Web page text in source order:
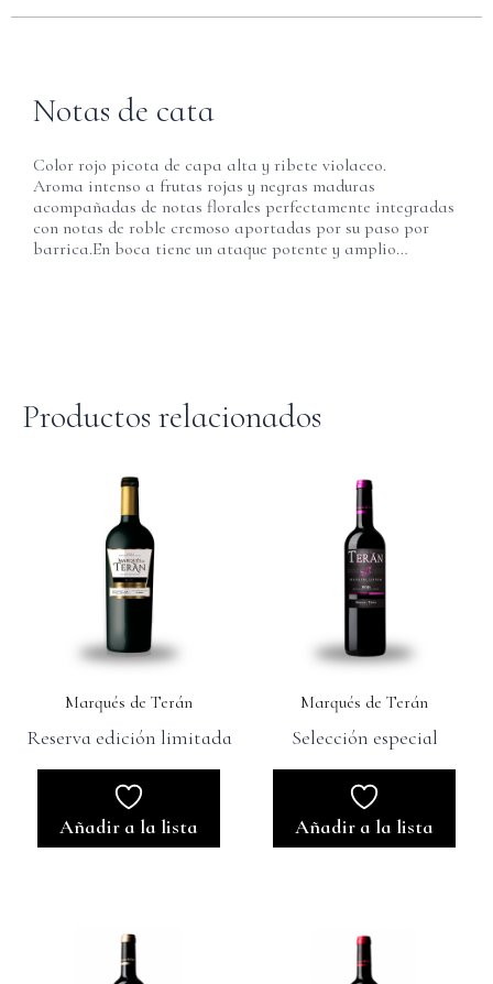
Notas de cata
Color rojo picota de capa alta y ribete violaceo.
Aroma intenso a frutas rojas y negras maduras
acompañadas de notas florales perfectamente integradas
con notas de roble cremoso aportadas por su paso por
barrica.En boca tiene un ataque potente y amplio…
Productos relacionados
Marqués de Terán
Reserva edición limitada
Añadir a la lista
Marqués de Terán
Selección especial
Añadir a la lista